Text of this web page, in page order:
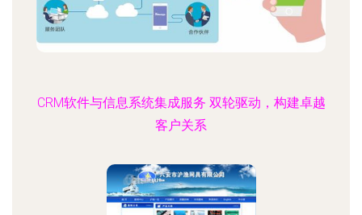
CRM软件与信息系统集成服务 双轮驱动，构建卓越
客户关系